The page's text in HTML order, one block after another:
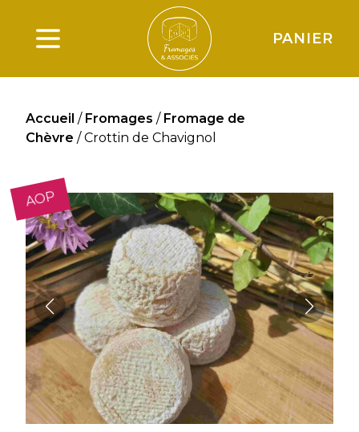
Ouverture du menu principal PANIER
Accueil / Fromages / Fromage de
Chèvre / Crottin de Chavignol
AOP